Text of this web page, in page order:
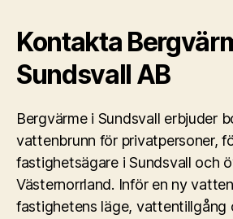
Kontakta
Sundsvall AB
Bergvärme i Sundsvall erbjuder
vattenbrunn för privatpersoner,
fastighetsägare i Sundsvall och
Västernorrland. Inför en ny
fastighetens läge, vattentillgång